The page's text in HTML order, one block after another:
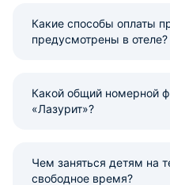
Какие способы оплаты
предусмотрены в отеле?
Какой общий номерной
«Лазурит»?
Чем заняться детям на
свободное время?